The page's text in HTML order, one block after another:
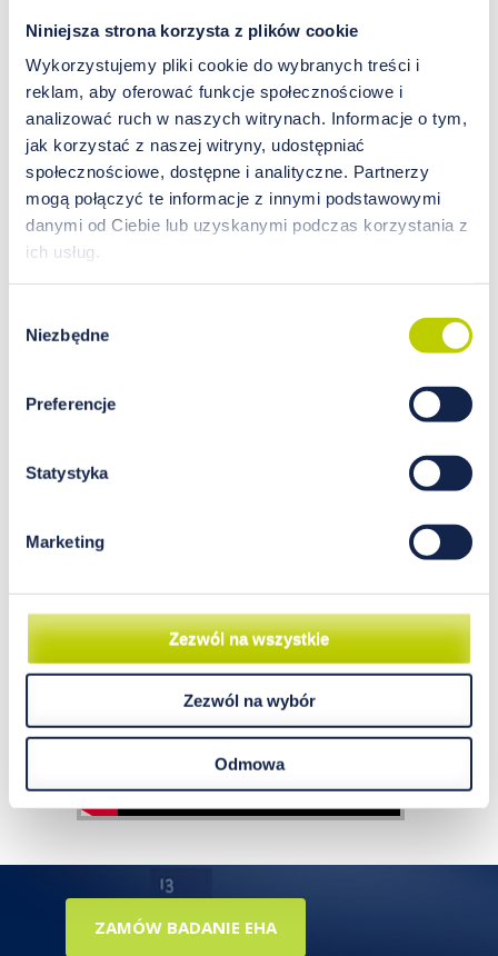
Niniejsza strona korzysta z plików cookie
Wykorzystujemy pliki cookie do wybranych treści i
reklam, aby oferować funkcje społecznościowe i
analizować ruch w naszych witrynach. Informacje o tym,
jak korzystać z naszej witryny, udostępniać
społecznościowe, dostępne i analityczne. Partnerzy
mogą połączyć te informacje z innymi podstawowymi
danymi od Ciebie lub uzyskanymi podczas korzystania z
ich usług.
zgody
Niezbędne
Preferencje
Statystyka
Marketing
Zezwól na wszystkie
Zezwól na wybór
Odmowa
„Niezwykle pomocne zarówno dla pacjenta, jak i
dietetyka jest określenie poziomu pierwiastków
organizmie. Jeśli wiemy, jakiego typu mamy
niedobory możemy z ogromną precyzją i
niezwykłą skutecznością dobrać zalecenia tak, by
szybko skorygować wszelkie nieprawidłowości w
tym zakresie, a tym samym poprawić
samopoczucie i stan zdrowia pacjenta.
aktywatorem ponad 300 enzymów niezbędnych w
straży naszego systemu immunologicznego,
nerwowego, kostnego, trawiennego, krążenia,
(np. otyłość może być skutkiem niedoboru
magnezu).”
Terapeuta-dietetyk, specjalista ds. dietoprofilaktyki,
ZAMÓW BADANIE EHA